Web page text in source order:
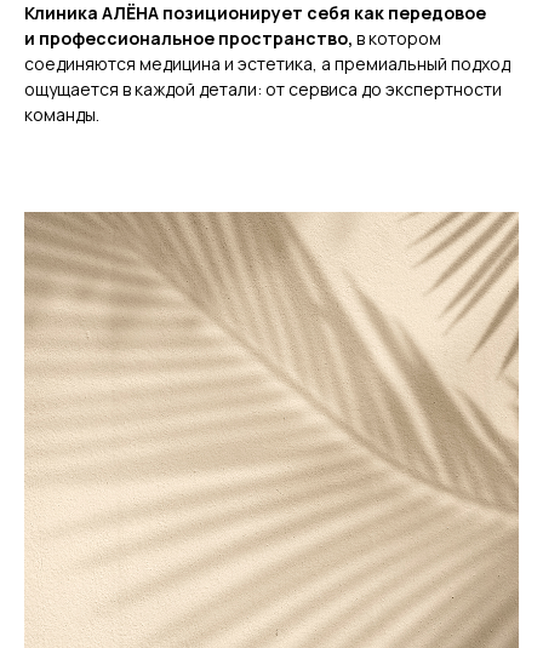
Клиника АЛЁНА позиционирует себя как передовое
и профессиональное пространство, в котором
соединяются медицина и эстетика, а премиальный подход
ощущается в каждой детали: от сервиса до экспертности
команды.